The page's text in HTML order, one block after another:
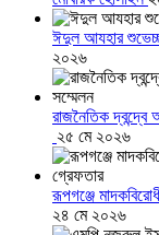
ঈদুল আযহার
২০২৬
রাজনৈতিক দ্বন্দ্বে
২৫ মে ২০২৬
রূপগঞ্জে
২৪ মে ২০২৬